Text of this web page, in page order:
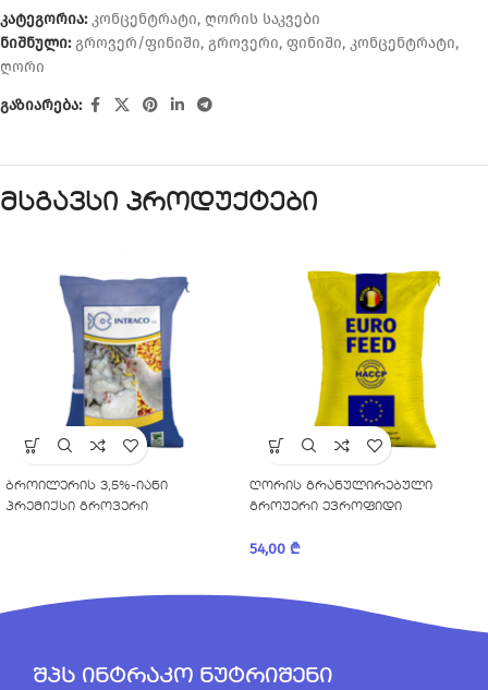
კატეგორია: კონცენტრატი, ღორის საკვები
ნიშნული: გროვერ/ფინიში, გროვერი, ფინიში, კონცენტრატი,
ღორი
გაზიარება:
მსგავსი პროდუქტები
ბროილერის 3,5%-იანი
პრემიქსი გროვერი
ღორის გრანულირებული
გროუერი ევროფიდი
54,00 ₾
შპს ინტრაკო ნუტრიშენი